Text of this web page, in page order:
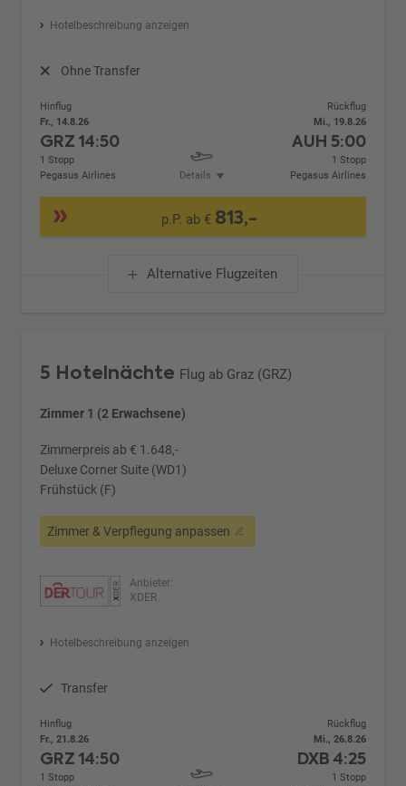
Hotelbeschreibung anzeigen
Ohne Transfer
Hinflug
Fr., 14.8.26
GRZ14:50
1 Stopp
Pegasus Airlines
Details
Rückflug
Mi., 19.8.26
AUH 5:00
1 Stopp
Pegasus Airlines
p.P. ab € 813,-
Alternative Flugzeiten
5 Hotelnächte Flug ab Graz (GRZ)
Zimmer 1 (2 Erwachsene)
Zimmerpreis ab € 1.648,-
Deluxe Corner Suite (WD1)
Frühstück (F)
Zimmer & Verpflegung anpassen
Anbieter:
XDER
Hotelbeschreibung anzeigen
Transfer
Hinflug
Fr., 21.8.26
GRZ14:50
1 Stopp
Rückflug
Mi., 26.8.26
DXB 4:25
1 Stopp